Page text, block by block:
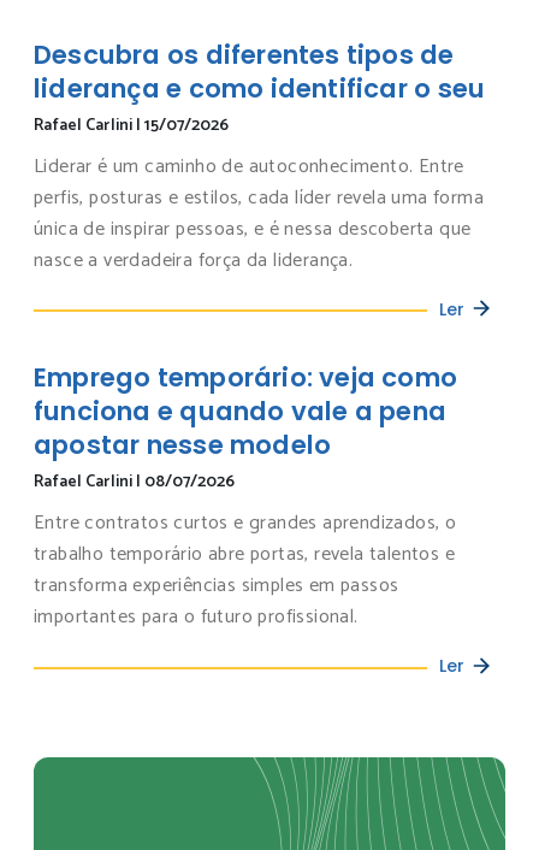
Descubra os diferentes tipos de
liderança e como identificar o seu
Rafael Carlini|15/07/2026
Liderar é um caminho de autoconhecimento. Entre
perfis, posturas e estilos, cada líder revela uma forma
única de inspirar pessoas, e é nessa descoberta que
nasce a verdadeira força da liderança.
Ler
Emprego temporário: veja como
funciona e quando vale a pena
apostar nesse modelo
Rafael Carlini| 08/07/2026
Entre contratos curtos e grandes aprendizados, o
trabalho temporário abre portas, revela talentos e
transforma experiências simples em passos
importantes para o futuro profissional.
Ler